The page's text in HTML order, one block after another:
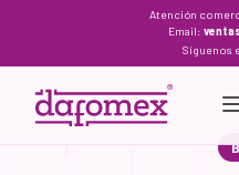
content
Atención
Email:
Síguenos